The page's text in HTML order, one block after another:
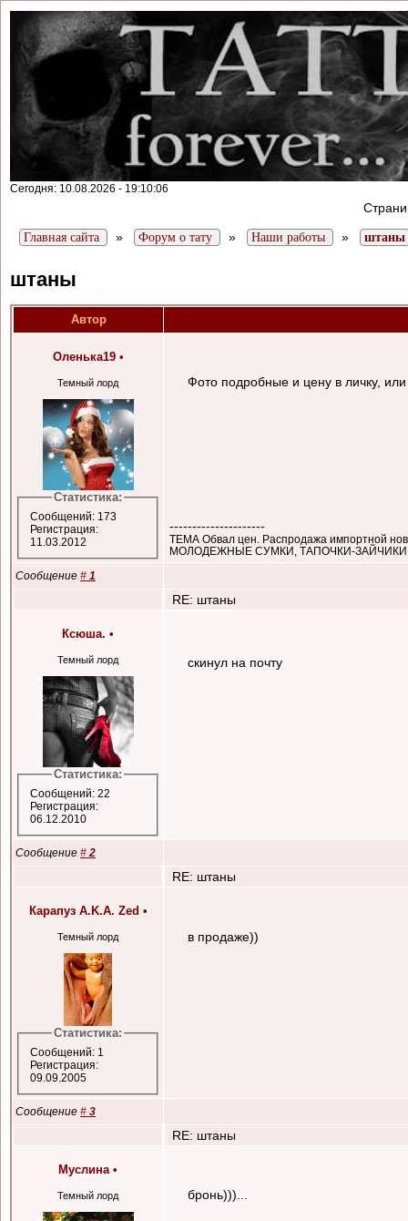
Сегодня: 10.08.2026 - 19:10:06
Главная сайта » Форум о тату » Наши работы » штаны
штаны
Автор
Оленька19 •
Темный лорд
Статистика:
Сообщений: 173
Регистрация:
11.03.2012
Фото подробные и цену в личку,
---------------------
ТЕМА Обвал цен. Распродажа импортной
МОЛОДЕЖНЫЕ СУМКИ, ТАПОЧКИ-ЗАЙЧИКИ
Сообщение # 1
RE: штаны
Ксюша. •
Темный лорд
Статистика:
Сообщений: 22
Регистрация:
06.12.2010
скинул на почту
Сообщение # 2
RE: штаны
Карапуз A.K.A. Zed •
Темный лорд
Статистика:
Сообщений: 1
Регистрация:
09.09.2005
в продаже))
Сообщение # 3
RE: штаны
Муслина •
Темный лорд бронь)))...